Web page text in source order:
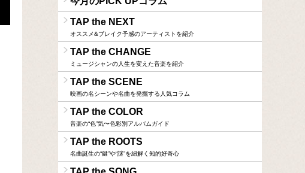
TAP the NEXT
オススメ&ブレイク予感のアーティストを紹介
TAP the CHANGE
ミュージシャンの人生を変えた音楽を紹介
TAP the SCENE
映画の名シーンや名曲を発掘する人気コラム
TAP the COLOR
音楽の“色”気〜色彩別アルバムガイド
TAP the ROOTS
名曲誕生の“鍵”や“謎”を紐解く知的好奇心